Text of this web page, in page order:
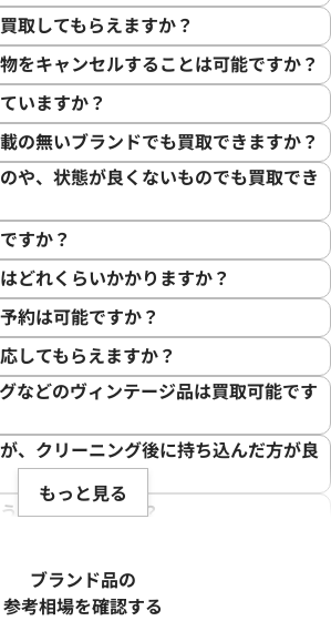
取してもらえますか？
をキャンセルすることは可能ですか？
いますか？
の無いブランドでも買取できますか？
や、状態が良くないものでも買取でき
すか？
どれくらいかかりますか？
約は可能ですか？
してもらえますか？
などのヴィンテージ品は買取可能です
、クリーニング後に持ち込んだ方が良
に決まりますか？
るのですが、査定だけお願いできます
もっと見る
ブランド品の
参考相場を確認する